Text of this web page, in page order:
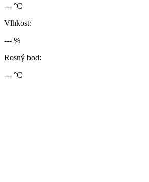
--- °C
Vlhkost:
--- %
Rosný bod:
--- °C